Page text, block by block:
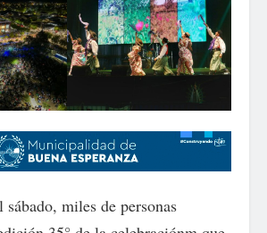
miles de personas